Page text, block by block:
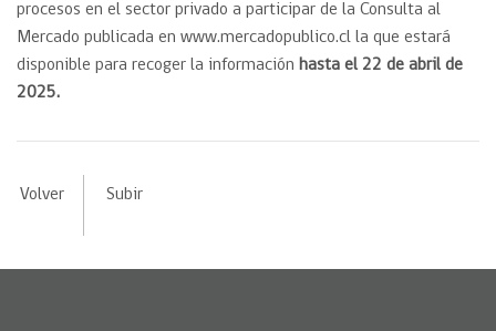
procesos en el sector privado a participar de la Consulta al
Mercado publicada en www.mercadopublico.cl la que estará
disponible para recoger la información hasta el 22 de abril de
2025.
Volver Subir